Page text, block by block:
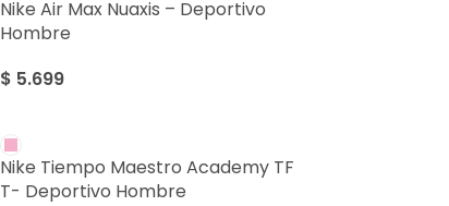
Nike Air Max Nuaxis – Deportivo
Hombre
$ 5.699
Nike Tiempo Maestro Academy TF
T- Deportivo Hombre